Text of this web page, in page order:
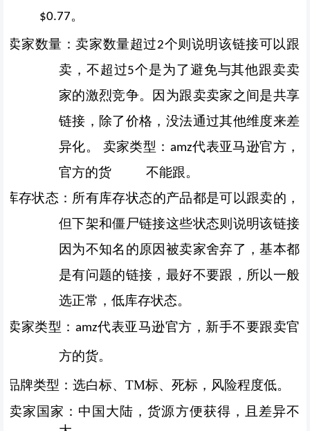
$0.77。
卖家数量：卖家数量超过2个则说明该链接可以跟
卖，不超过5个是为了避免与其他跟卖卖
家的激烈竞争。因为跟卖卖家之间是共享
链接，除了价格，没法通过其他维度来差
异化。 卖家类型：amz代表亚马逊官方，
官方的货 不能跟。
存状态：所有库存状态的产品都是可以跟卖的，
但下架和僵尸链接这些状态则说明该链接
因为不知名的原因被卖家舍弃了，基本都
是有问题的链接，最好不要跟，所以一般
选正常，低库存状态。
家类型： amz代表亚马逊官方，新手不要跟卖官
方的货。
牌类型：选白标、TM标、死标，风险程度低。
家国家：中国大陆，货源方便获得，且差异不